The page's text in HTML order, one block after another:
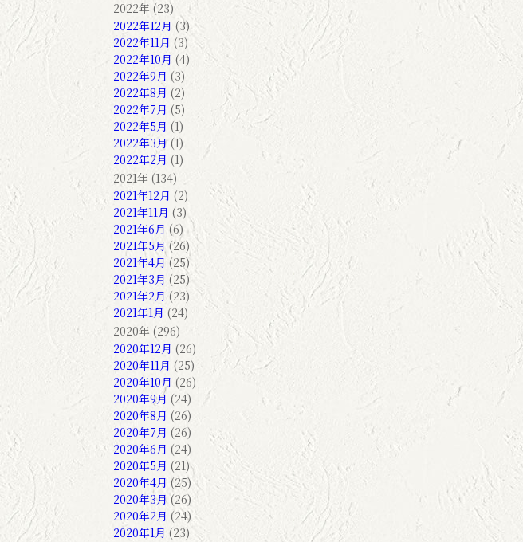
2022年 (23)
2022年12月 (3)
2022年11月 (3)
2022年10月 (4)
2022年9月 (3)
2022年8月 (2)
2022年7月 (5)
2022年5月 (1)
2022年3月 (1)
2022年2月 (1)
2021年 (134)
2021年12月 (2)
2021年11月 (3)
2021年6月 (6)
2021年5月 (26)
2021年4月 (25)
2021年3月 (25)
2021年2月 (23)
2021年1月 (24)
2020年 (296)
2020年12月 (26)
2020年11月 (25)
2020年10月 (26)
2020年9月 (24)
2020年8月 (26)
2020年7月 (26)
2020年6月 (24)
2020年5月 (21)
2020年4月 (25)
2020年3月 (26)
2020年2月 (24)
2020年1月 (23)